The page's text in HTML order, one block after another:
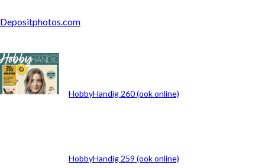
Depositphotos.com
ARCHIEF
HobbyHandig 260 (ook online)
HobbyHandig 259 (ook online)